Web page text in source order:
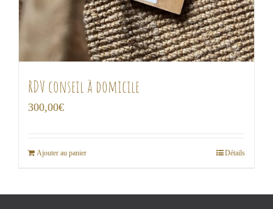
RDV conseil à domicile
300,00€
Ajouter au panier Détails